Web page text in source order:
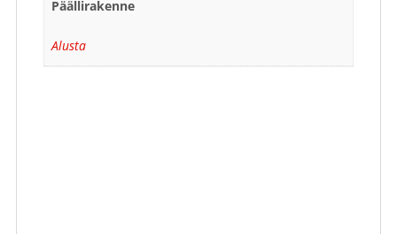
Päällirakenne
Alusta